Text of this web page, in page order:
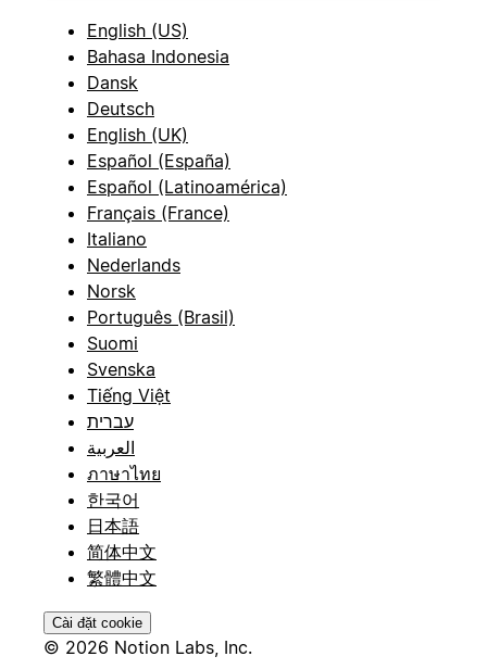
English (US)
Bahasa Indonesia
Dansk
Deutsch
English (UK)
Español (España)
Español (Latinoamérica)
Français (France)
Italiano
Nederlands
Norsk
Português (Brasil)
Suomi
Svenska
Tiếng Việt
עברית
العربية
ภาษาไทย
한국어
日本語
简体中文
繁體中文
Cài đặt cookie
© 2026 Notion Labs, Inc.